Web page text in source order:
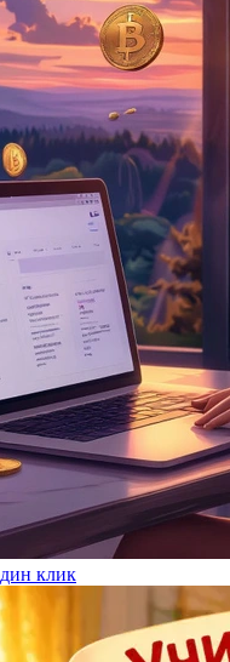
клик